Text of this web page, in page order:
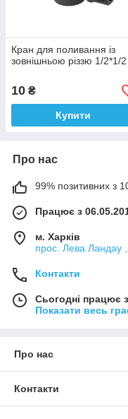
Кран для поливання із
зовнішньою різзю 1/2*1/2
10 ₴
Купити
Про нас
99% позитивних з
Працює з
м. Харків
прос. Лева Ландау ,
Контакти
Сьогодні працює
Показати весь
Про нас
Контакти